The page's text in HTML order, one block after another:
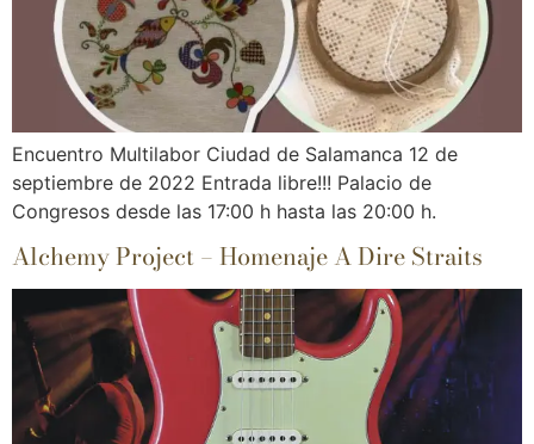
Encuentro Multilabor Ciudad de Salamanca 12 de
septiembre de 2022 Entrada libre!!! Palacio de
Congresos desde las 17:00 h hasta las 20:00 h.
Alchemy Project – Homenaje A Dire Straits